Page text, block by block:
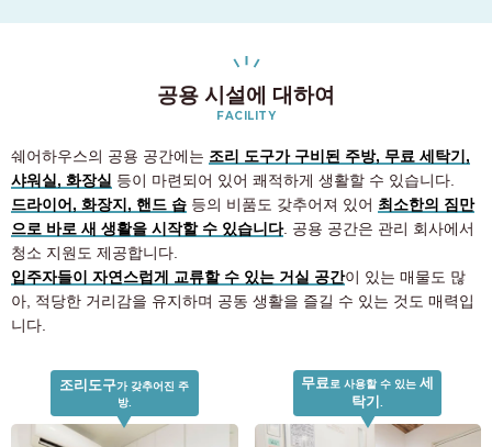
공용 시설에 대하여
FACILITY
쉐어하우스의 공용 공간에는 조리 도구가 구비된 주방, 무료 세탁기,
샤워실, 화장실 등이 마련되어 있어 쾌적하게 생활할 수 있습니다.
드라이어, 화장지, 핸드 솝 등의 비품도 갖추어져 있어 최소한의 짐만
으로 바로 새 생활을 시작할 수 있습니다. 공용 공간은 관리 회사에서
청소 지원도 제공합니다.
입주자들이 자연스럽게 교류할 수 있는 거실 공간이 있는 매물도 많
아, 적당한 거리감을 유지하며 공동 생활을 즐길 수 있는 것도 매력입
니다.
조리도구가 갖추어진 주
방.
무료로 사용할 수 있는세
탁기.
03-6712-4346